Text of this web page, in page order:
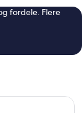
fordele. Flere